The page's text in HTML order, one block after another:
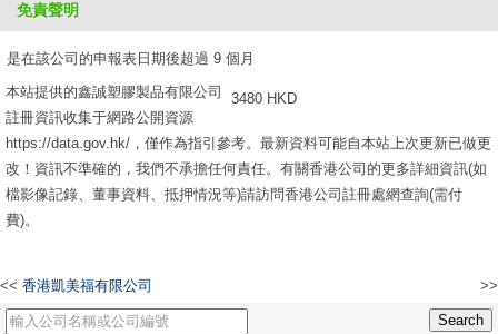
是在該公司的申報表日期後超過 9 個月
3480 HKD
免責聲明
本站提供的鑫誠塑膠製品有限公司
註冊資訊收集于網路公開資源
https://data.gov.hk/，僅作為指引參考。最新資料可能自本站上次更新已做更
改！資訊不準確的，我們不承擔任何責任。有關香港公司的更多詳細資訊(如
檔影像記錄、董事資料、抵押情況等)請訪問香港公司註冊處網查詢(需付
費)。
<< 香港凱美福有限公司 >>